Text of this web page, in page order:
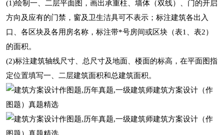
(1)绘制一、二层平面图，画出承重柱、墙体（双线）、门的开启
方向及应有的门禁，窗及卫生洁具可不表示；标注建筑各出入
口、各区块及各用房名称，标注带*号房间或区块（表1、表2）
的面积。
(2)标注建筑轴线尺寸、总尺寸及地面、楼面的标高，在平面图指
定位置填写一、二层建筑面积和总建筑面积。